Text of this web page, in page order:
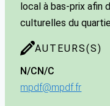
local à bas-prix afin
culturelles du
AUTEURS(S)
N/CN/C
mpdf@mpdf.fr